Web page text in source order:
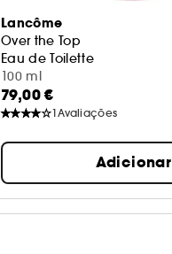
Lancôme
Over the Top
Eau de Toilette
100 ml
79,00 €
1Avaliações
Adicionar